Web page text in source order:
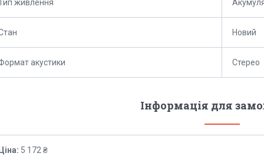
живлення
Новий
акустики Стерео
Інформація для
Ціна: 5 172 ₴